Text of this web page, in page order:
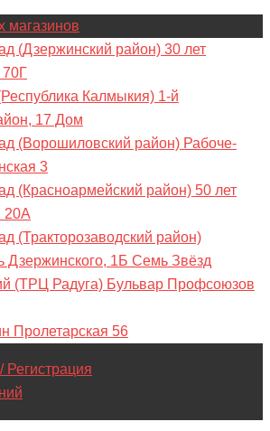
магазинов
(Дзержинский район) 30 лет
Калмыкия) 1-й
17 Дом
(Ворошиловский район) Рабоче-
3
(Красноармейский район) 50 лет
20А
(Тракторозаводский район)
Дзержинского, 1Б Семь Звёзд
(ТРЦ Радуга) Бульвар Профсоюзов
Пролетарская 56
Регистрация